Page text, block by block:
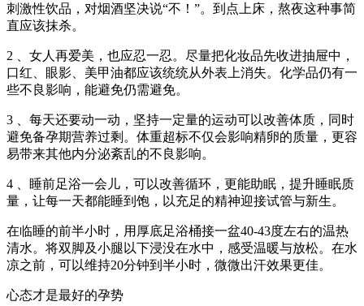
刺激性饮品，对烟酒坚决说“不！”。到点上床，熬夜这种事简
直应该抹杀。
2 、女人再爱美，也应忍一忍。尽量把化妆品先收进抽屉中，
口红、眼影、美甲油都应该统统从外表上消失。化学品仍有一
些不良影响，能避免仍需避免。
3 、每天还要动一动，坚持一定量的运动可以改善体质，同时
避免备孕期营养过剩。体重超标不仅会影响精卵的质量，更容
易带来其他内分泌紊乱的不良影响。
4 、睡前足浴一会儿，可以改善循环，更能助眠，提升睡眠质
量，让每一天都能睡到饱，以充足的精神迎接试管与新生。
在临睡的前半小时，用厚底足浴桶接一盆40-43度左右的温热
清水。将双脚及小腿以下浸没在水中，感受温暖与放松。在水
凉之前，可以维持20分钟到半小时，微微出汗效果更佳。
心态才是最好的孕势